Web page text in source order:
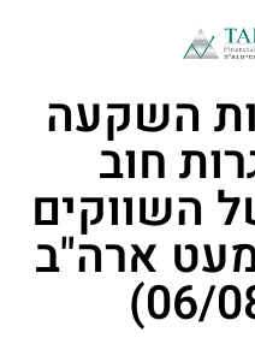
השקעה
חוב
השווקים
ארה"ב